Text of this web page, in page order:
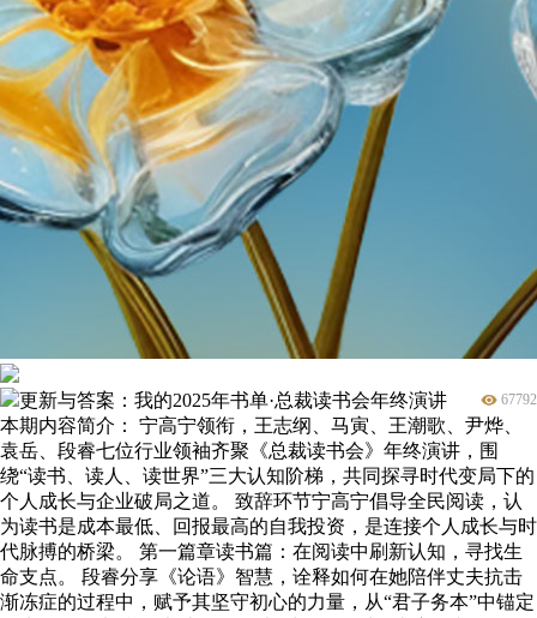
更新与答案：我的2025年书单·总裁读书会年终演讲 67792
本期内容简介： 宁高宁领衔，王志纲、马寅、王潮歌、尹烨、
袁岳、段睿七位行业领袖齐聚《总裁读书会》年终演讲，围
绕“读书、读人、读世界”三大认知阶梯，共同探寻时代变局下的
个人成长与企业破局之道。 致辞环节宁高宁倡导全民阅读，认
为读书是成本最低、回报最高的自我投资，是连接个人成长与时
代脉搏的桥梁。 第一篇章读书篇：在阅读中刷新认知，寻找生
命支点。 段睿分享《论语》智慧，诠释如何在她陪伴丈夫抗击
渐冻症的过程中，赋予其坚守初心的力量，从“君子务本”中锚定